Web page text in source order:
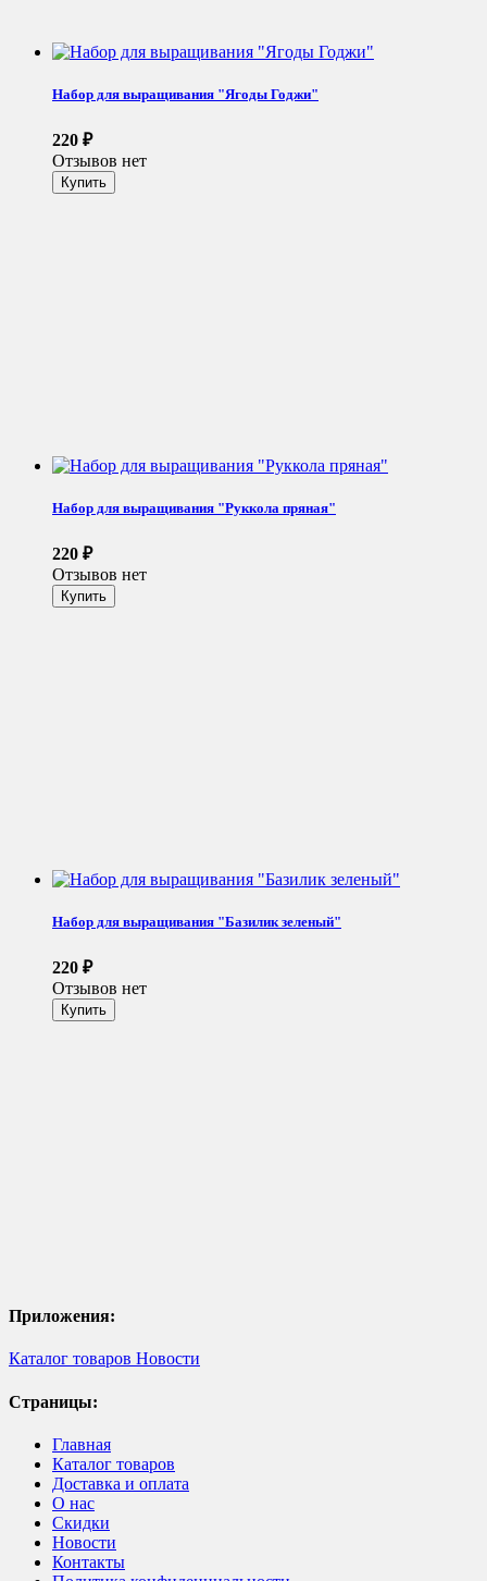
Набор для выращивания "Ягоды Годжи"
220 ₽
Отзывов нет
Набор для выращивания "Руккола пряная"
220 ₽
Отзывов нет
Набор для выращивания "Базилик зеленый"
220 ₽
Отзывов нет
Приложения:
Каталог товаров Новости
Страницы:
Главная
Каталог товаров
Доставка и оплата
О нас
Скидки
Новости
Контакты